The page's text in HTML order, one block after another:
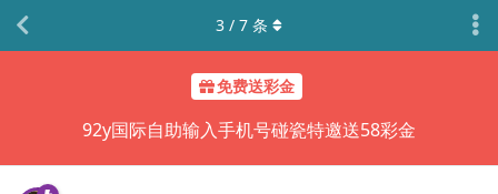
免费送彩金
92y国际自助输入手机号碰瓷特邀送58彩金
3 / 7 条